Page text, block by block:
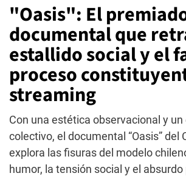
"Oasis": El
documental que
estallido social y el
proceso
streaming
Con una estética observacional y
colectivo, el documental “Oasis” del
explora las fisuras del modelo
humor, la tensión social y el